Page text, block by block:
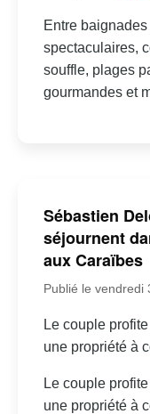
Entre
spectaculaires,
souffle, plages
gourmandes et
Sébastien
séjournent
aux Caraïbes
Publié le vendredi
Le couple
une propriété à
Le couple
une propriété à